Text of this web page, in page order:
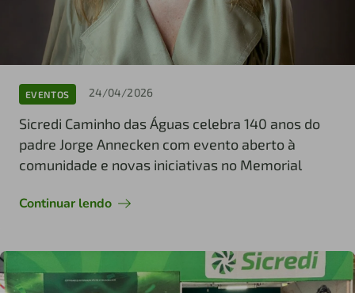
EVENTOS 24/04/2026
Sicredi Caminho das Águas celebra 140 anos do
padre Jorge Annecken com evento aberto à
comunidade e novas iniciativas no Memorial
Continuar lendo